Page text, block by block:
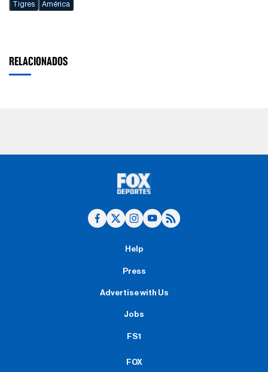
Tigres América
RELACIONADOS
Help
Press
Advertise with Us
Jobs
FS1
FOX